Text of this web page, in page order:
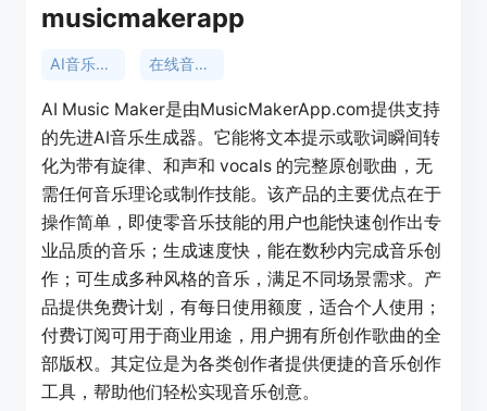
musicmakerapp
AI音乐生成 在线音乐创作
AI Music Maker是由MusicMakerApp.com提供支持
的先进AI音乐生成器。它能将文本提示或歌词瞬间转
化为带有旋律、和声和 vocals 的完整原创歌曲，无
需任何音乐理论或制作技能。该产品的主要优点在于
操作简单，即使零音乐技能的用户也能快速创作出专
业品质的音乐；生成速度快，能在数秒内完成音乐创
作；可生成多种风格的音乐，满足不同场景需求。产
品提供免费计划，有每日使用额度，适合个人使用；
付费订阅可用于商业用途，用户拥有所创作歌曲的全
部版权。其定位是为各类创作者提供便捷的音乐创作
工具，帮助他们轻松实现音乐创意。